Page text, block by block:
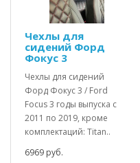
Чехлы для
сидений Форд
Фокус 3
Чехлы для сидений
Форд Фокус 3 / Ford
Focus 3 годы выпуска с
2011 по 2019, кроме
комплектаций: Titan..
6969 руб.